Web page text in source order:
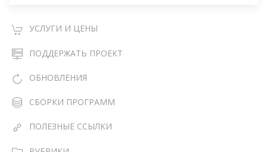
УСЛУГИ И ЦЕНЫ
ПОДДЕРЖАТЬ ПРОЕКТ
ОБНОВЛЕНИЯ
СБОРКИ ПРОГРАММ
ПОЛЕЗНЫЕ ССЫЛКИ